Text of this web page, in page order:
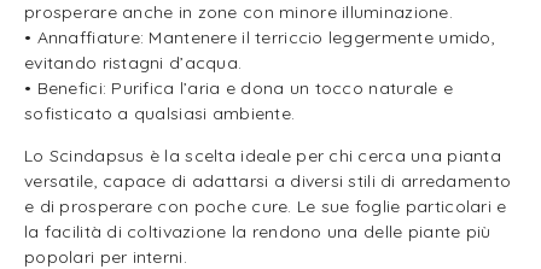
prosperare anche in zone con minore illuminazione.
• Annaffiature: Mantenere il terriccio leggermente umido,
evitando ristagni d’acqua.
• Benefici: Purifica l’aria e dona un tocco naturale e
sofisticato a qualsiasi ambiente.
Lo Scindapsus è la scelta ideale per chi cerca una pianta
versatile, capace di adattarsi a diversi stili di arredamento
e di prosperare con poche cure. Le sue foglie particolari e
la facilità di coltivazione la rendono una delle piante più
popolari per interni.